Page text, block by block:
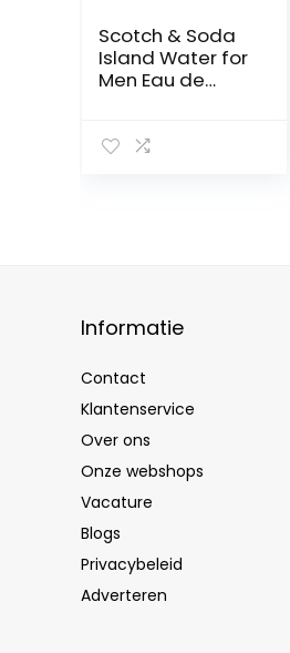
Scotch & Soda
Island Water for
Men Eau de
Informatie
Contact
Klantenservice
Over ons
Onze webshops
Vacature
Blogs
Privacybeleid
Adverteren